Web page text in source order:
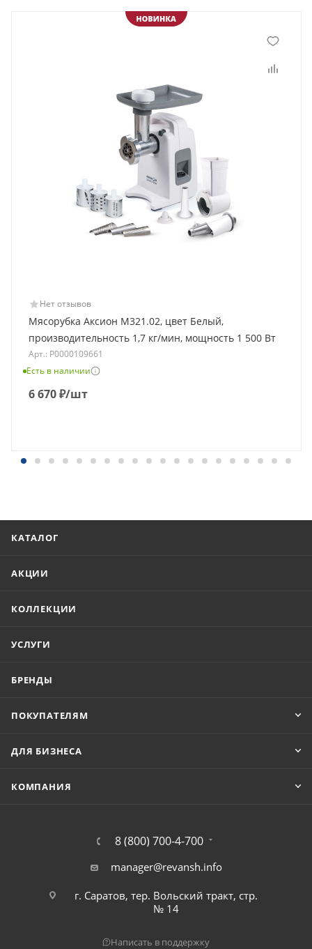
Нет отзывов
Мясорубка Аксион М321.02, цвет Белый,
производительность 1,7 кг/мин, мощность 1 500 Вт
Арт.: Р0000109661
Есть в наличии
6 670₽/шт
КАТАЛОГ
АКЦИИ
КОЛЛЕКЦИИ
УСЛУГИ
БРЕНДЫ
ПОКУПАТЕЛЯМ
ДЛЯ БИЗНЕСА
КОМПАНИЯ
8 (800) 700-4-700
manager@revansh.info
г. Саратов, тер. Вольский тракт, стр.
№ 14
Написать в поддержку